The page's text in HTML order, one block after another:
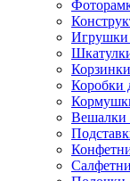
Игрушки
Коробки